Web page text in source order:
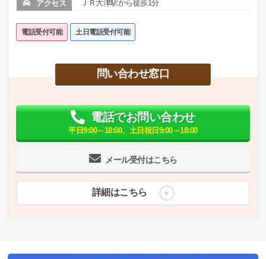
アクセス ＪＲ大津駅から徒歩1分
電話受付可能 土日電話受付可能
問い合わせ窓口
メール受付はこちら
電話でお問い合わせ
平日9:00～18:00、土日祝日9:00～18:00
詳細はこちら